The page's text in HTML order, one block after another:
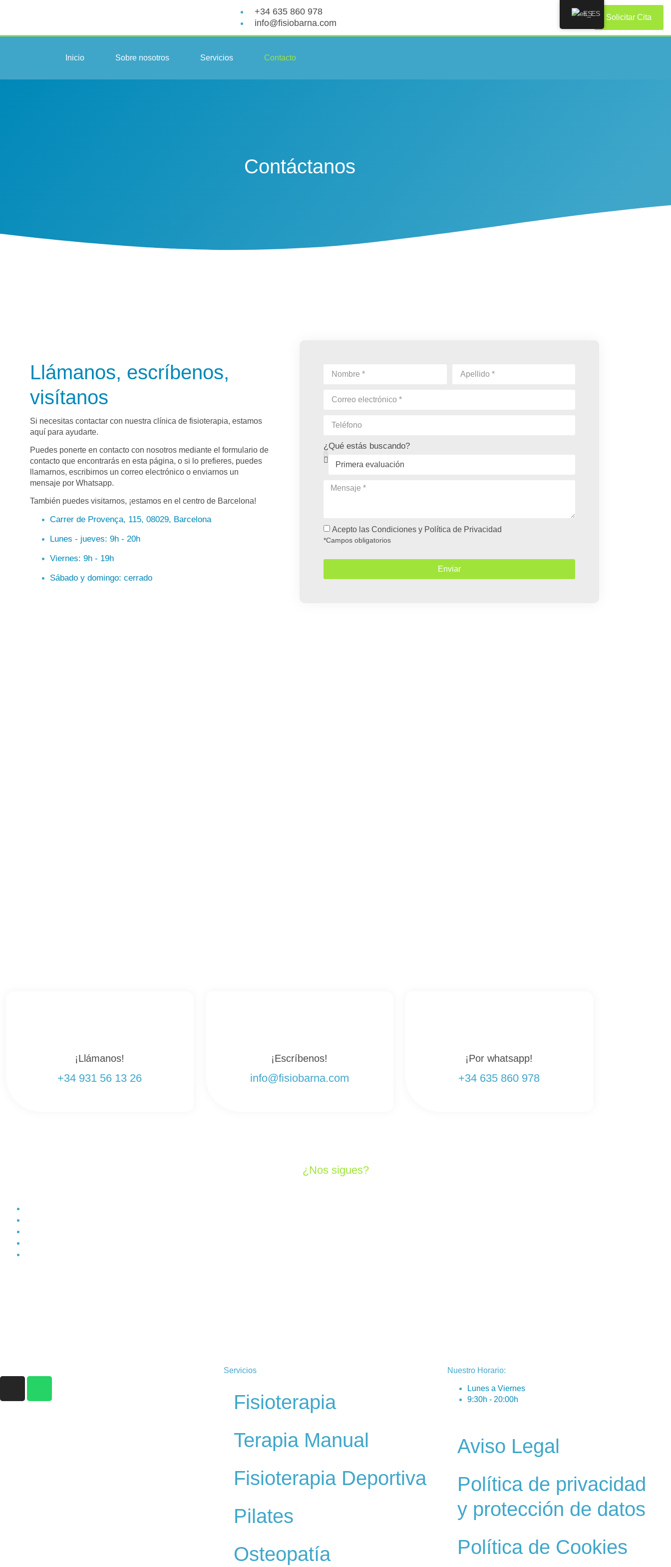
+34 635 860 978
info@fisiobarna.com
Solicitar Cita
Inicio Sobre nosotros Servicios Contacto
Contáctanos
Llámanos, escríbenos,
visítanos
Si necesitas contactar con nuestra clínica de fisioterapia, estamos
aquí para ayudarte.
Puedes ponerte en contacto con nosotros mediante el formulario de
contacto que encontrarás en esta página, o si lo prefieres, puedes
llamarnos, escribirnos un correo electrónico o enviarnos un
mensaje por Whatsapp.
También puedes visitarnos, ¡estamos en el centro de Barcelona!
Carrer de Provença, 115, 08029, Barcelona
Lunes - jueves: 9h - 20h
Viernes: 9h - 19h
Sábado y domingo: cerrado
¿Qué estás buscando?
Acepto las Condiciones y Política de Privacidad
*Campos obligatorios
Enviar
¡Llámanos!
+34 931 56 13 26
¡Escríbenos!
info@fisiobarna.com
¡Por whatsapp!
+34 635 860 978
¿Nos sigues?
Servicios
Fisioterapia
Terapia Manual
Fisioterapia Deportiva
Pilates
Osteopatía
Nuestro Horario:
Lunes a Viernes
9:30h - 20:00h
Aviso Legal
Política de privacidad
y protección de datos
Política de Cookies
ES